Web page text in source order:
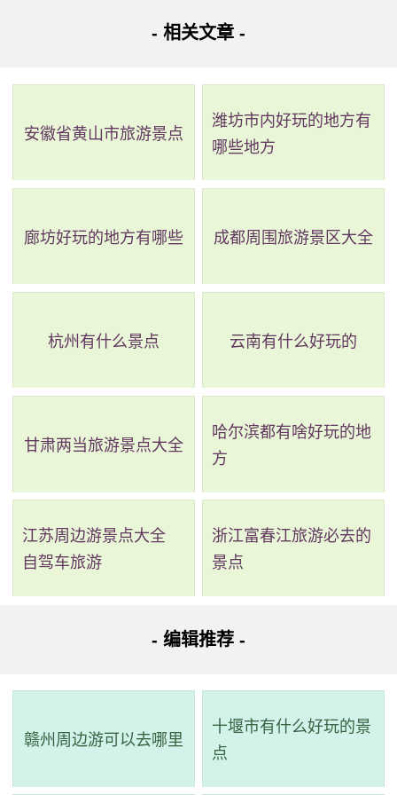
观：长河型溶洞、石笏石林、特大山体卧佛和鲁塘温泉。竹
山洞于2006年被评为“江西十大特色美景”，而竹山洞风景区
则于2007年被评为国家AA级旅游景区。未来将成为生态、田
三平方公里内拥有四大地质奇观的景区在全国甚至全世界都
很罕见，是旅游者难得的一片好去处。
农业为一体的景区。该地自2008年对外开放起得到了丰城市
- 相关文章 -
安徽省黄山市旅游景点
潍坊市内好玩的地方有
哪些地方
廊坊好玩的地方有哪些 成都周围旅游景区大全
杭州有什么景点 云南有什么好玩的
甘肃两当旅游景点大全
哈尔滨都有啥好玩的地
方
江苏周边游景点大全
自驾车旅游
浙江富春江旅游必去的
景点
- 编辑推荐 -
赣州周边游可以去哪里
十堰市有什么好玩的景
点